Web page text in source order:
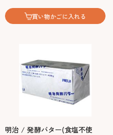
買い物かごに入れる
明治 / 発酵バター(食塩不使